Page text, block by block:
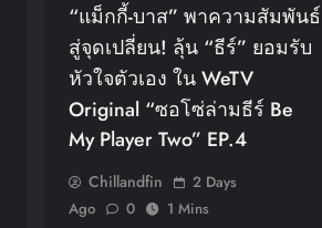
“แม็กกี้-บาส” พาความสัมพันธ์
สู่จุดเปลี่ยน! ลุ้น “ธีร์” ยอมรับ
หัวใจตัวเอง ใน WeTV
Original “ซอโซ่ล่ามธีร์ Be
My Player Two” EP.4
Chillandfin
2 Days
Ago
0 1 Mins